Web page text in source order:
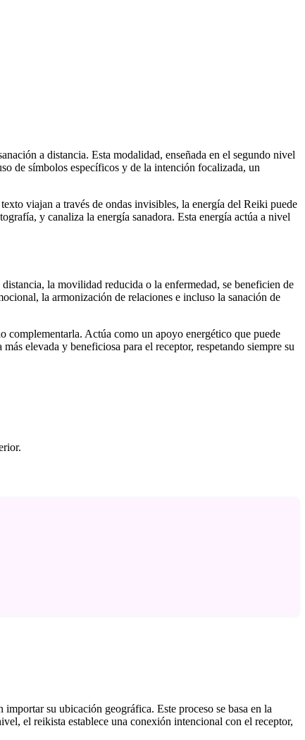
a distancia. Esta modalidad, enseñada en el segundo nivel
de símbolos específicos y de la intención focalizada, un
viajan a través de ondas invisibles, la energía del Reiki puede
y canaliza la energía sanadora. Esta energía actúa a nivel
la movilidad reducida o la enfermedad, se beneficien de
la armonización de relaciones e incluso la sanación de
complementarla. Actúa como un apoyo energético que puede
elevada y beneficiosa para el receptor, respetando siempre su
su ubicación geográfica. Este proceso se basa en la
el reikista establece una conexión intencional con el receptor,